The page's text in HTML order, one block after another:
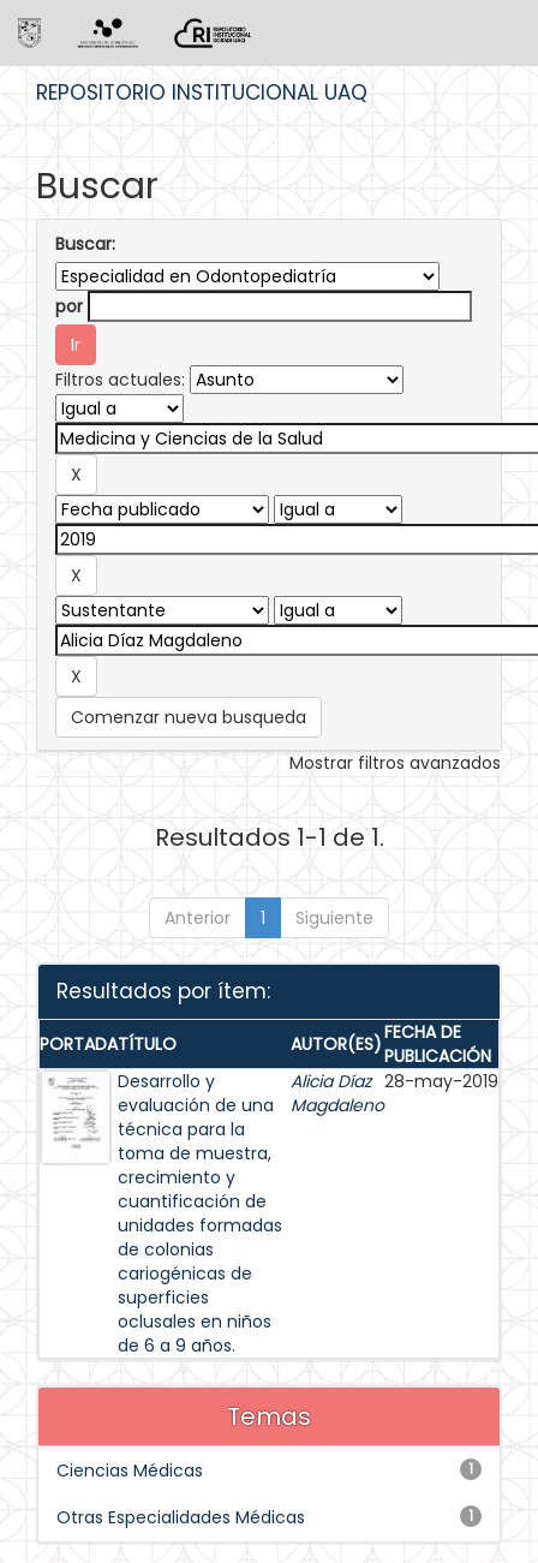
REPOSITORIO INSTITUCIONAL UAQ
Buscar
Buscar:
por
Filtros actuales:
Comenzar nueva busqueda
Mostrar filtros avanzados
Resultados 1-1 de 1.
Anterior 1 Siguiente
Resultados por ítem:
PORTADATÍTULO AUTOR(ES)FECHA DE
PUBLICACIÓN
Desarrollo y
evaluación de una
técnica para la
toma de muestra,
crecimiento y
cuantificación de
unidades formadas
de colonias
cariogénicas de
superficies
oclusales en niños
de 6 a 9 años.
Alicia Díaz
Magdaleno
28-may-2019
Temas
1
Ciencias Médicas
1
Otras Especialidades Médicas